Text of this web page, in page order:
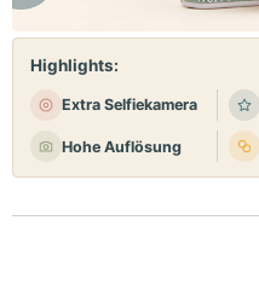
Highlights:
Extra Selfiekamera
Hohe Auflösung